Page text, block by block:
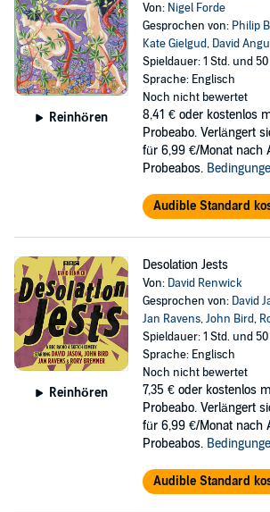
Reinhören
Von: Nigel Forde
Gesprochen von: Philip
Kate Gielgud, David
Spieldauer: 1 Std. und
Sprache: Englisch
Noch nicht bewertet
8,41 € oder kostenlos
Probeabo. Verlängert
für 6,99 €/Monat nach
Probeabos.
Audible Standard
Reinhören
Desolation Jests
Von: David Renwick
Gesprochen von: David
Jan Ravens,John Bird,
Spieldauer: 1 Std. und
Sprache: Englisch
Noch nicht bewertet
7,35 € oder kostenlos
Probeabo. Verlängert
für 6,99 €/Monat nach
Probeabos.
Audible Standard